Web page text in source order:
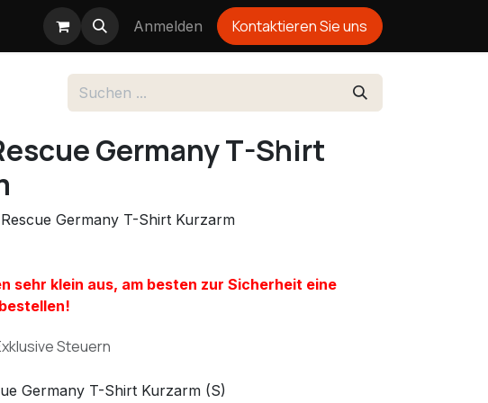
Anmelden Kontaktieren Sie uns
Germany T-Shirt
Germany T-Shirt Kurzarm
sehr klein aus, am besten zur Sicherheit eine
Steuern
Germany T-Shirt Kurzarm (S)